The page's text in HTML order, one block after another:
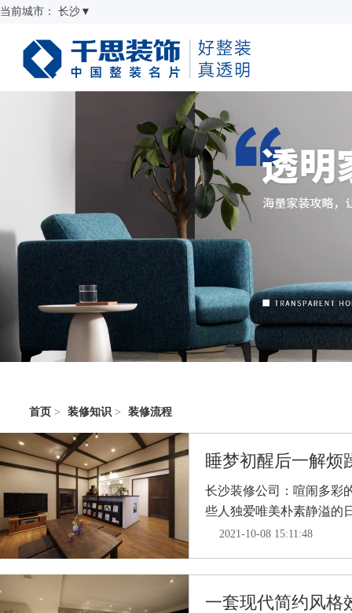
当前城市： 长沙 ▼
首页 > 装修知识 > 装修流程
睡梦初醒后一解烦
长沙装修公司：喧闹多彩
些人独爱唯美朴素静溢的
2021-10-08 15:11:48
一套现代简约风格